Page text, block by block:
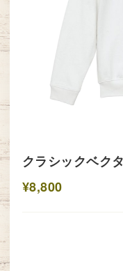
クラシックベク
¥8,800